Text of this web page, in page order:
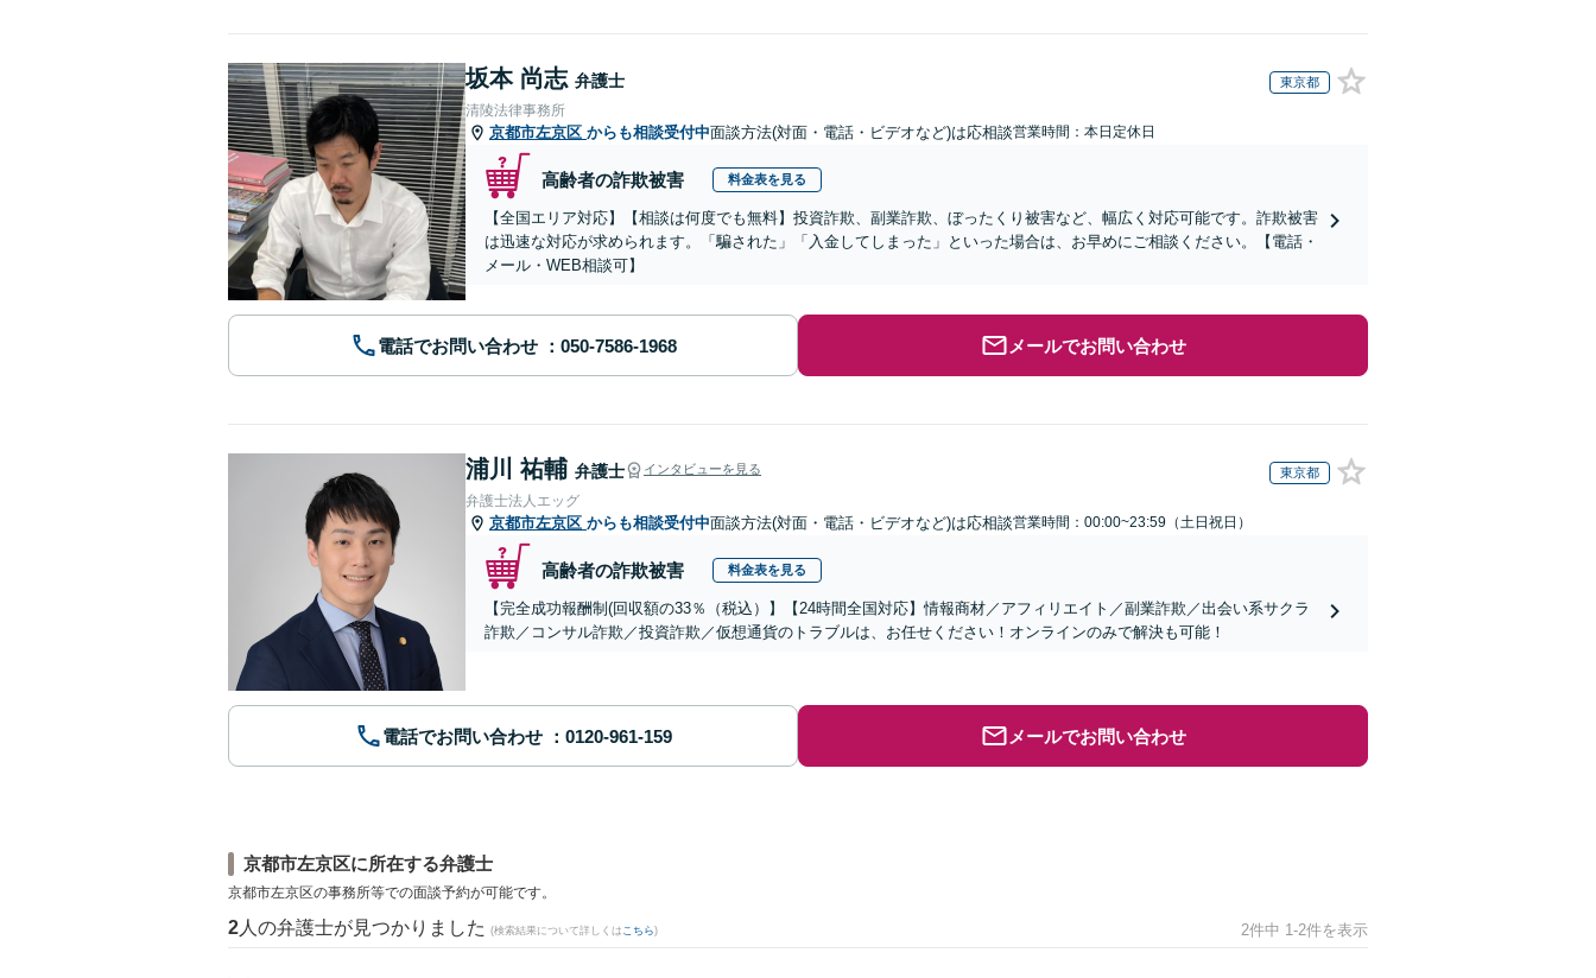
坂本 尚志 弁護士 東京都
清陵法律事務所
京都市左京区 からも相談受付中面談方法(対面・電話・ビデオなど)は応相談営業時間：本日定休日
高齢者の詐欺被害 料金表を見る
【全国エリア対応】【相談は何度でも無料】投資詐欺、副業詐欺、ぼったくり被害など、幅広く対応可能です。詐欺被害
は迅速な対応が求められます。「騙された」「入金してしまった」といった場合は、お早めにご相談ください。【電話・
メール・WEB相談可】
電話でお問い合わせ メールでお問い合わせ
浦川 祐輔 弁護士 インタビューを見る 東京都
弁護士法人エッグ
京都市左京区 からも相談受付中面談方法(対面・電話・ビデオなど)は応相談営業時間：00:00~23:59（土日祝日）
高齢者の詐欺被害 料金表を見る
【完全成功報酬制(回収額の33％（税込）】【24時間全国対応】情報商材／アフィリエイト／副業詐欺／出会い系サクラ
詐欺／コンサル詐欺／投資詐欺／仮想通貨のトラブルは、お任せください！オンラインのみで解決も可能！
電話でお問い合わせ メールでお問い合わせ
京都市左京区に所在する弁護士
京都市左京区の事務所等での面談予約が可能です。
2 人の弁護士が見つかりました (検索結果について詳しくは こちら) 2件中 1-2件を表示